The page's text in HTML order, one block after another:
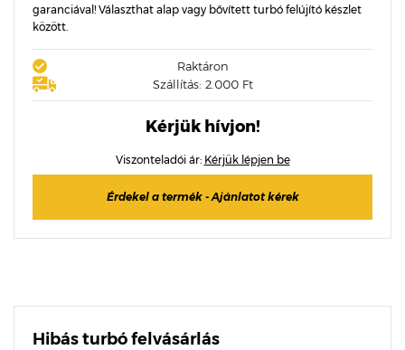
garanciával! Választhat alap vagy bővített turbó felújító készlet
között.
Raktáron
Szállítás: 2.000 Ft
Kérjük hívjon!
Viszonteladói ár: Kérjük lépjen be
Érdekel a termék - Ajánlatot kérek
Hibás turbó felvásárlás